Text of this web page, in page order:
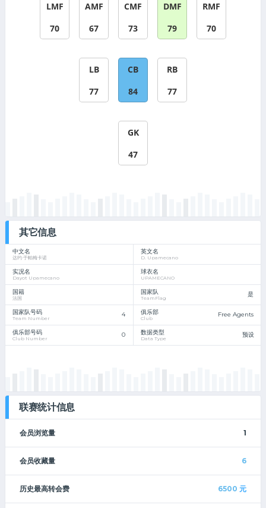
LMF
70
AMF
67
CMF
73
DMF
79
RMF
70
LB
77
CB
84
RB
77
GK
47
其它信息
中文名
达约·于帕梅卡诺
英文名
D. Upamecano
实况名
Dayot Upamecano
球衣名
UPAMECANO
国籍
法国
国家队
TeamFlag 是
国家队号码
Team Number 4 俱乐部
Club Free Agents
俱乐部号码
Club Number 0 数据类型
Data Type 预设
联赛统计信息
会员浏览量 1
会员收藏量 6
历史最高转会费 6500 元